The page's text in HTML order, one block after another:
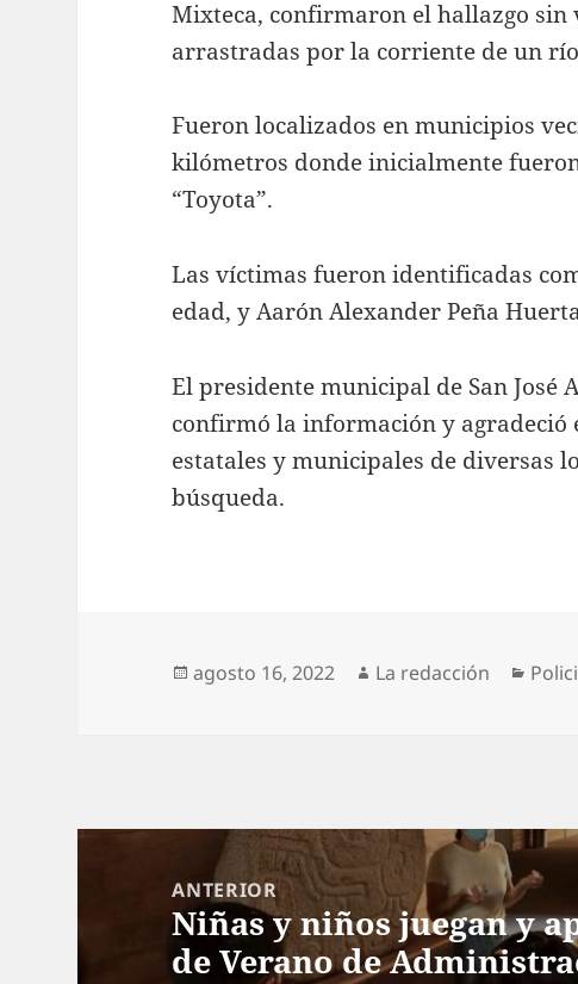
Mixteca, confirmaron el hallazgo sin
arrastradas por la corriente de un
Fueron localizados en municipios
kilómetros donde inicialmente
“Toyota”.
Las víctimas fueron identificadas
edad, y Aarón Alexander Peña
El presidente municipal de San José
confirmó la información y agradeció
estatales y municipales de diversas
búsqueda.
Publicado
agosto 16, 2022 Autor
La redacción
entradas
ANTERIOR
Entrada
anterior:
Niñas y niños juegan y
de Verano de